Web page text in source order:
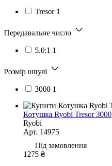
Tresor 1
Передавальне число
5.0:1 1
Розмір шпулі
3000 1
Котушка Ryobi Tresor 3000
Ryobi
Арт. 14975
Під замовлення
1275 ₴